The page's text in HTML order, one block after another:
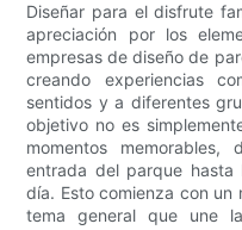
Diseñar para el disfrute
apreciación por los
empresas de diseño de
creando experiencias
sentidos y a diferentes
objetivo no es
momentos
entrada del parque hasta
día. Esto comienza con
tema general que une